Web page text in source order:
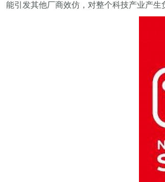
能引发其他厂商效仿，对整个科技产业产生